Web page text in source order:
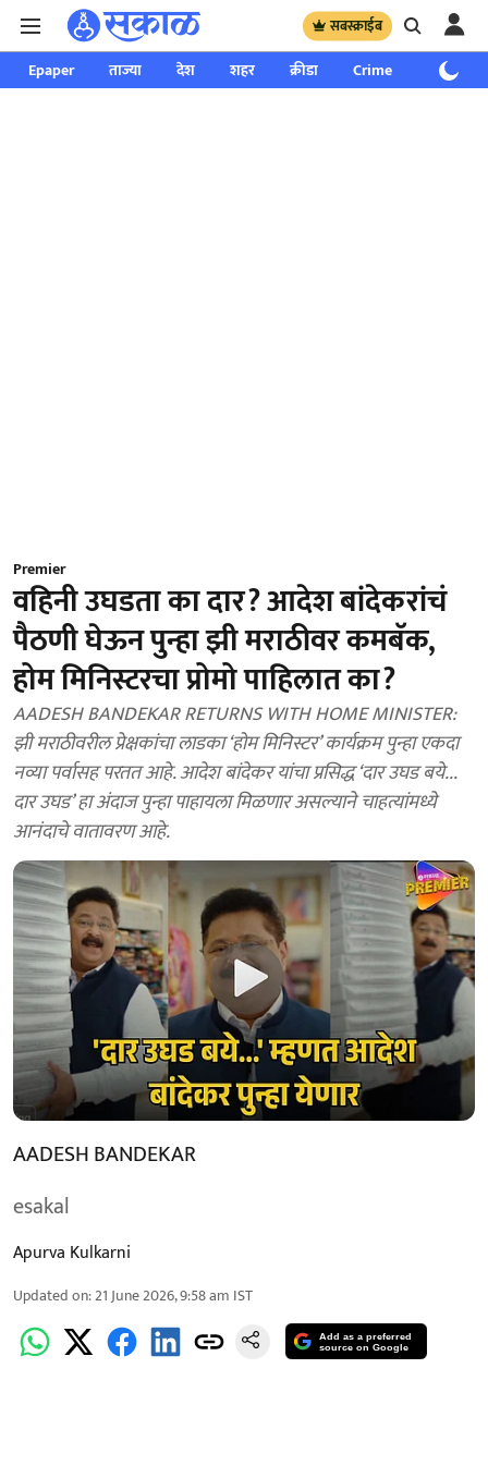
सबस्क्राईब
Epaper ताज्या देश शहर क्रीडा Crime साप्ताहिक
Premier
वहिनी उघडता का दार? आदेश बांदेकरांचं
पैठणी घेऊन पुन्हा झी मराठीवर कमबॅक,
होम मिनिस्टरचा प्रोमो पाहिलात का?
AADESH BANDEKAR RETURNS WITH HOME MINISTER:
झी मराठीवरील प्रेक्षकांचा लाडका ‘होम मिनिस्टर’ कार्यक्रम पुन्हा एकदा
नव्या पर्वासह परतत आहे. आदेश बांदेकर यांचा प्रसिद्ध ‘दार उघड बये...
दार उघड’ हा अंदाज पुन्हा पाहायला मिळणार असल्याने चाहत्यांमध्ये
आनंदाचे वातावरण आहे.
AADESH BANDEKAR
esakal
Apurva Kulkarni
Updated on:21 June 2026, 9:58 am IST
Add as a preferred
source on Google